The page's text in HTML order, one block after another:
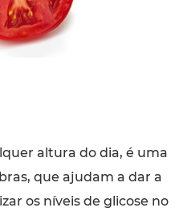
altura do dia, é uma
que ajudam a dar a
os níveis de glicose no